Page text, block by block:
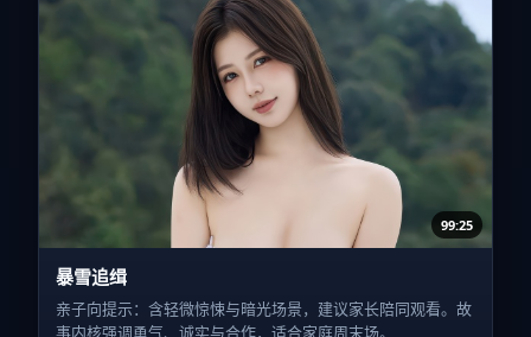
99:25
暴雪追缉
亲子向提示：含轻微惊悚与暗光场景，建议家长陪同观看。故
事内核强调勇气、诚实与合作，适合家庭周末场。